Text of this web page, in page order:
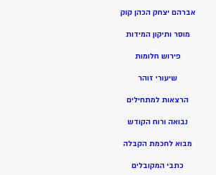
אברהם יצחק הכהן קוק
מוסר ותיקון המידות
פירוש חלומות
שיעורי זוהר
הרצאות למתחילים
נבואה ורוח הקודש
מבוא לחכמת הקבלה
כתבי המקובלים